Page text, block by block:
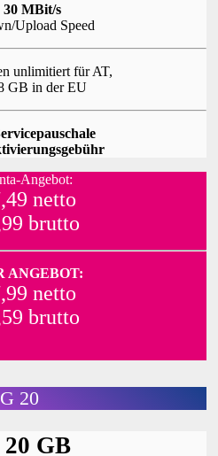
30 MBit/s
Upload Speed
unlimitiert für AT,
GB in der EU
Angebot:
netto
brutto
ANGEBOT:
netto
brutto
20
20 GB